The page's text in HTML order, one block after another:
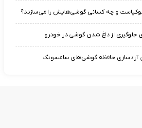
و چه کسانی گوشی‌هایش را می‌سازند؟
جلوگیری از داغ شدن گوشی در خودرو
آزادسازی حافظه گوشی‌های سامسونگ